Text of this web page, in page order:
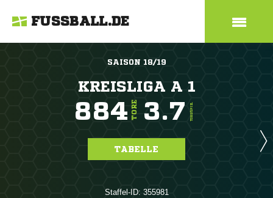
FUSSBALL.DE
SAISON 18/19
KREISLIGA A 1
884 TORE 3.7 TORE/SPIEL
TABELLE
Staffel-ID: 355981